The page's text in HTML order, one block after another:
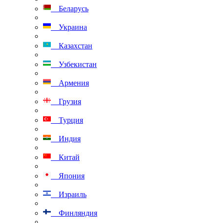
Беларусь
Украина
Казахстан
Узбекистан
Армения
Грузия
Турция
Индия
Китай
Япония
Израиль
Финляндия